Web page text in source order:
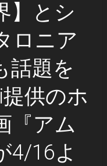
】とシ
ロニア
話題を
供のホ
『アム
4/16よ